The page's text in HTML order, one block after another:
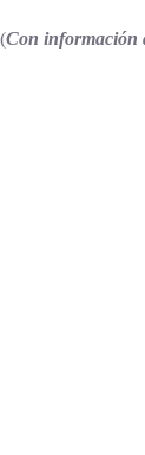
(Con información